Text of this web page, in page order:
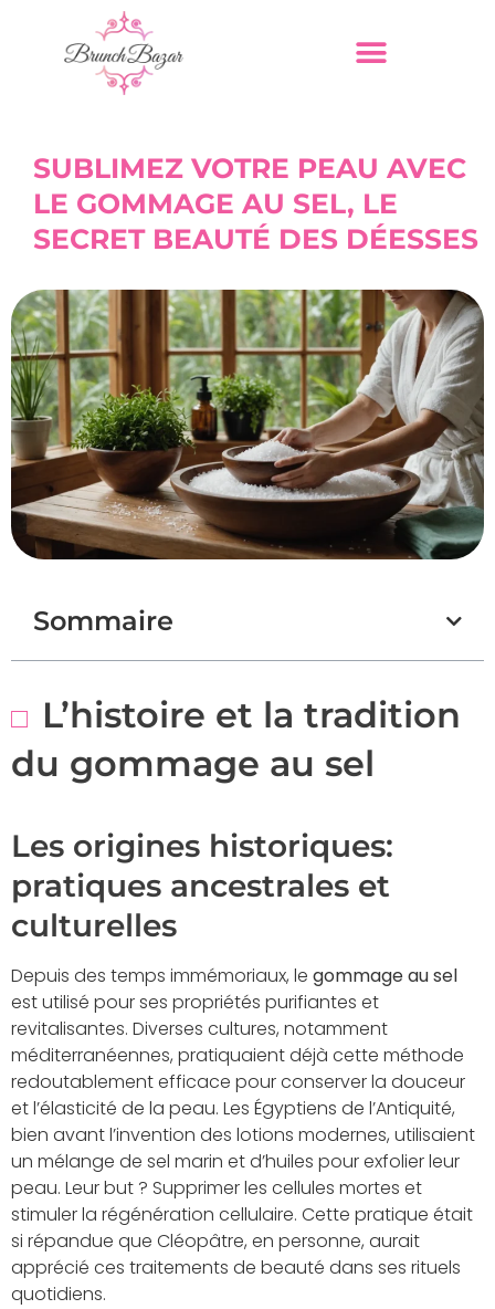
SUBLIMEZ VOTRE PEAU AVEC
LE GOMMAGE AU SEL, LE
SECRET BEAUTÉ DES DÉESSES
Sommaire
L’histoire et la tradition
du gommage au sel
Les origines historiques:
pratiques ancestrales et
culturelles
Depuis des temps immémoriaux, le gommage au sel
est utilisé pour ses propriétés purifiantes et
revitalisantes. Diverses cultures, notamment
méditerranéennes, pratiquaient déjà cette méthode
redoutablement efficace pour conserver la douceur
et l’élasticité de la peau. Les Égyptiens de l’Antiquité,
bien avant l’invention des lotions modernes, utilisaient
un mélange de sel marin et d’huiles pour exfolier leur
peau. Leur but ? Supprimer les cellules mortes et
stimuler la régénération cellulaire. Cette pratique était
si répandue que Cléopâtre, en personne, aurait
apprécié ces traitements de beauté dans ses rituels
quotidiens.